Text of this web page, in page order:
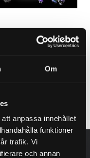
Om
anpassa innehållet
funktioner
trafik. Vi
och annan
Luftkit Diamond NISSAN
till i favoriter